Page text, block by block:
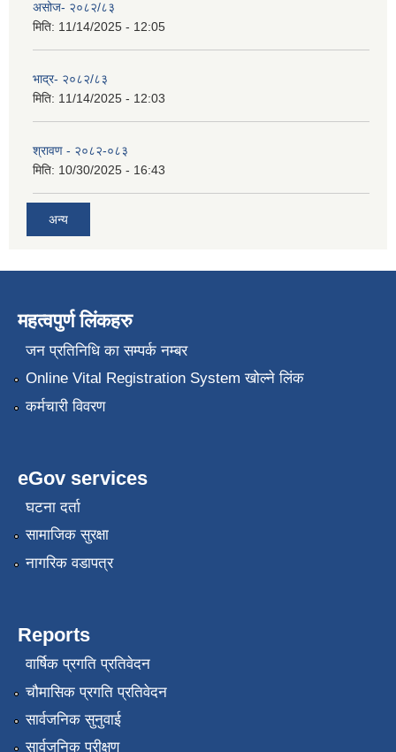
असोज- २०८२/८३
मिति: 11/14/2025 - 12:05
भाद्र- २०८२/८३
मिति: 11/14/2025 - 12:03
श्रावण - २०८२-०८३
मिति: 10/30/2025 - 16:43
अन्य
महत्वपुर्ण लिंकहरु
जन प्रतिनिधि का सम्पर्क नम्बर
Online Vital Registration System खोल्ने लिंक
कर्मचारी विवरण
eGov services
घटना दर्ता
सामाजिक सुरक्षा
नागरिक वडापत्र
Reports
वार्षिक प्रगति प्रतिवेदन
चौमासिक प्रगति प्रतिवेदन
सार्वजनिक सुनुवाई
सार्वजनिक परीक्षण